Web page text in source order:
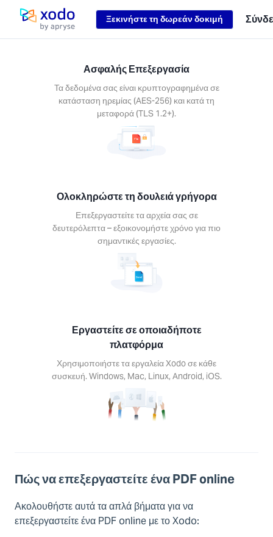
Loading...
Αρχική σελίδα Ξεκινήστε τη δωρεάν δοκιμή
Ασφαλής Επεξεργασία
Τα δεδομένα σας είναι κρυπτογραφημένα σε
κατάσταση ηρεμίας (AES-256) και κατά τη
μεταφορά (TLS 1.2+).
Ολοκληρώστε τη δουλειά γρήγορα
Επεξεργαστείτε τα αρχεία σας σε
δευτερόλεπτα – εξοικονομήστε χρόνο για πιο
σημαντικές εργασίες.
Εργαστείτε σε οποιαδήποτε
πλατφόρμα
Χρησιμοποιήστε τα εργαλεία Xodo σε κάθε
συσκευή. Windows, Mac, Linux, Android, iOS.
Πώς να επεξεργαστείτε ένα PDF online
Ακολουθήστε αυτά τα απλά βήματα για να
επεξεργαστείτε ένα PDF online με το Xodo: